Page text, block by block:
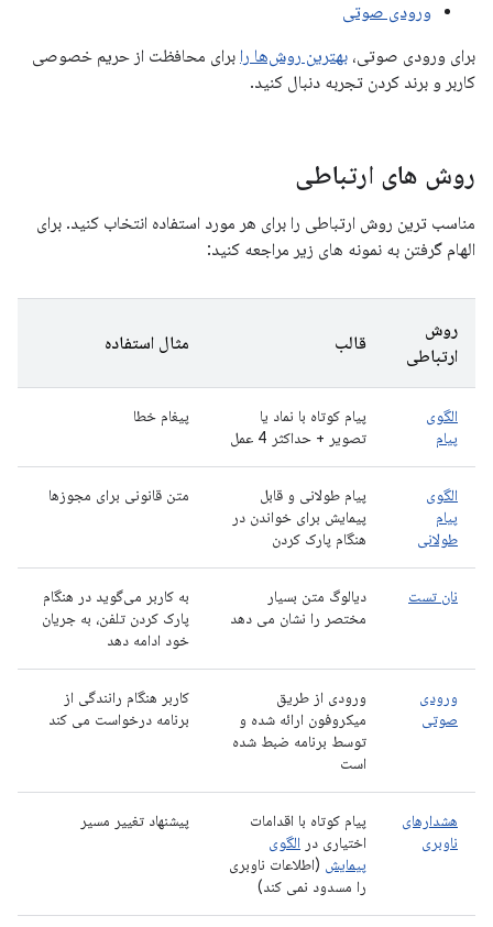
ورودی صوتی
برای ورودی صوتی، بهترین روش‌ها را برای محافظت از حریم خصوصی
کاربر و برند کردن تجربه دنبال کنید.
روش های ارتباطی
مناسب ترین روش ارتباطی را برای هر مورد استفاده انتخاب کنید. برای
الهام گرفتن به نمونه های زیر مراجعه کنید:
روش
ارتباطی
قالب مثال استفاده
الگوی
پیام
پیام کوتاه با نماد یا
تصویر + حداکثر 4 عمل
پیغام خطا
الگوی
پیام
طولانی
پیام طولانی و قابل
پیمایش برای خواندن در
هنگام پارک کردن
متن قانونی برای مجوزها
نان تست
دیالوگ متن بسیار
مختصر را نشان می دهد
به کاربر می‌گوید در هنگام
پارک کردن تلفن، به جریان
خود ادامه دهد
ورودی
صوتی
ورودی از طریق
میکروفون ارائه شده و
توسط برنامه ضبط شده
است
کاربر هنگام رانندگی از
برنامه درخواست می کند
هشدارهای
ناوبری
پیام کوتاه با اقدامات
اختیاری در الگوی
پیمایش (اطلاعات ناوبری
را مسدود نمی کند)
پیشنهاد تغییر مسیر